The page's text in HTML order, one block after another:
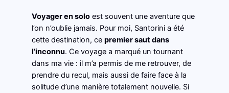
Voyager en soloest souvent une aventure que
l’on n’oublie jamais. Pour moi, Santorini a été
cette destination, ce premier saut dans
l’inconnu. Ce voyage a marqué un tournant
dans ma vie : il m’a permis de me retrouver, de
prendre du recul, mais aussi de faire face à la
solitude d’une manière totalement nouvelle. Si